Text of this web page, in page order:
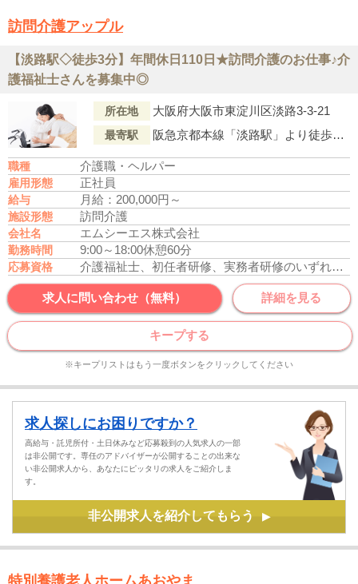
訪問介護アップル
【淡路駅◇徒歩3分】年間休日110日★訪問介護のお仕事♪介
護福祉士さんを募集中◎
所在地 大阪府大阪市東淀川区淡路3-3-21
最寄駅 阪急京都本線「淡路駅」より徒歩3分
職種 介護職・ヘルパー
雇用形態 正社員
給与 月給：200,000円～
施設形態 訪問介護
会社名 エムシーエス株式会社
勤務時間 9:00～18:00休憩60分
応募資格 介護福祉士、初任者研修、実務者研修のいずれかの資格をお持ちの方
求人に問い合わせ（無料） 詳細を見る
キープする
※キープリストはもう一度ボタンをクリックしてください
求人探しにお困りですか？
高給与・託児所付・土日休みなど応募殺到の人気求人の一部
は非公開です。専任のアドバイザーが公開することの出来な
い非公開求人から、あなたにピッタリの求人をご紹介しま
す。
非公開求人を紹介してもらう ▶